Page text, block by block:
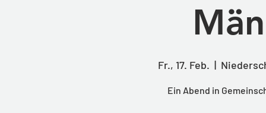
Fr., 17. Feb.
  |
Ein Abend in